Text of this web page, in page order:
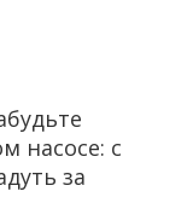
насосе: с
за